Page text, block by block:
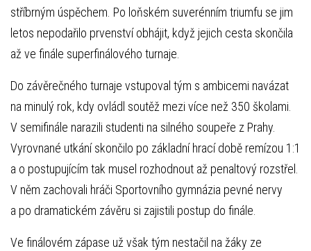
stříbrným úspěchem. Po loňském suverénním triumfu se jim
letos nepodařilo prvenství obhájit, když jejich cesta skončila
až ve finále superfinálového turnaje.
Do závěrečného turnaje vstupoval tým s ambicemi navázat
na minulý rok, kdy ovládl soutěž mezi více než 350 školami.
V semifinále narazili studenti na silného soupeře z Prahy.
Vyrovnané utkání skončilo po základní hrací době remízou 1:1
a o postupujícím tak musel rozhodnout až penaltový rozstřel.
V něm zachovali hráči Sportovního gymnázia pevné nervy
a po dramatickém závěru si zajistili postup do finále.
Ve finálovém zápase už však tým nestačil na žáky ze